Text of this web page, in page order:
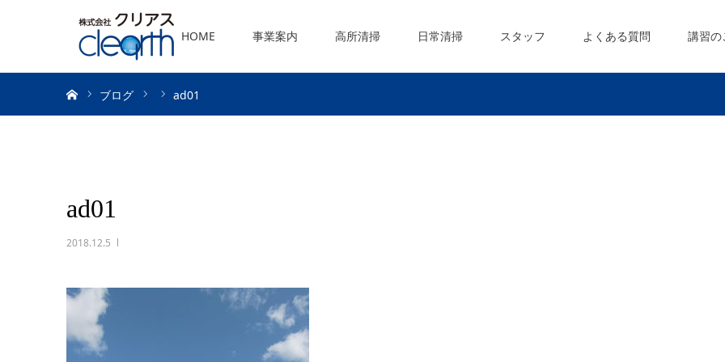
HOME 事業案内 高所清掃 日常清掃 スタッフ よくある質問 講習の
ブログ ad01
ad01
2018.12.5